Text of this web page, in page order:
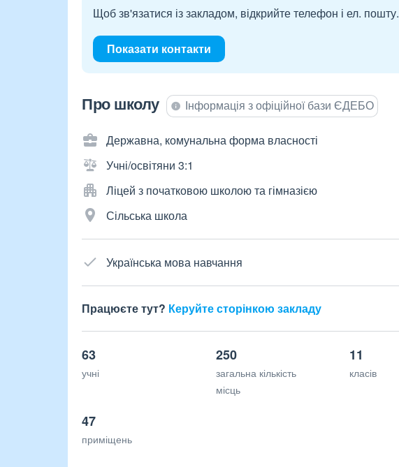
Щоб зв'язатися із закладом, відкрийте телефон і ел. пошту.
Показати контакти
Про школу Інформація з офіційної бази ЄДЕБО
Державна, комунальна форма власності
Учні/освітяни 3:1
Ліцей з початковою школою та гімназією
Сільська школа
Українська мова навчання
Працюєте тут? Керуйте сторінкою закладу
63
учні
250
загальна кількість
місць
11
класів
47
приміщень